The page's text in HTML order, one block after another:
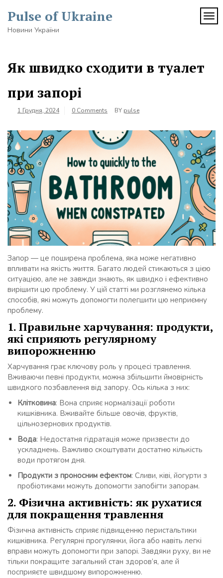
content
Pulse of Ukraine
Новини України
Як швидко сходити в туалет
при запорі
1 Грудня, 2024 0 Comments BY pulse
Запор — це поширена проблема, яка може негативно
впливати на якість життя. Багато людей стикаються з цією
ситуацією, але не завжди знають, як швидко і ефективно
вирішити цю проблему. У цій статті ми розглянемо кілька
способів, які можуть допомогти полегшити цю неприємну
проблему.
1. Правильне харчування: продукти,
які сприяють регулярному
випорожненню
Харчування грає ключову роль у процесі травлення.
Вживаючи певні продукти, можна збільшити ймовірність
швидкого позбавлення від запору. Ось кілька з них:
Клітковина: Вона сприяє нормалізації роботи
кишківника. Вживайте більше овочів, фруктів,
цільнозернових продуктів.
Вода: Недостатня гідратація може призвести до
ускладнень. Важливо скоштувати достатню кількість
води протягом дня.
Продукти з проносним ефектом: Сливи, ківі, йогурти з
пробіотиками можуть допомогти запобігти запорам.
2. Фізична активність: як рухатися
для покращення травлення
Фізична активність сприяє підвищенню перистальтики
кишківника. Регулярні прогулянки, йога або навіть легкі
вправи можуть допомогти при запорі. Завдяки руху, ви не
тільки покращите загальний стан здоров’я, але й
посприяєте швидшому випорожненню.